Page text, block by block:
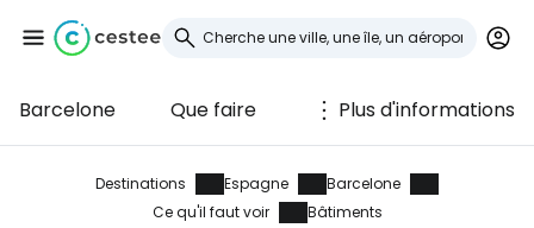
Barcelone Que faire Plus d'informations
Destinations Espagne
Barcelone
Ce qu'il faut voir
Bâtiments
Se connecter à
Cestee